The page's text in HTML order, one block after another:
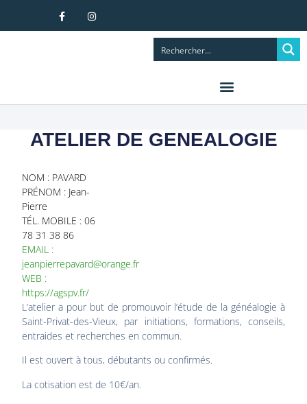
ATELIER DE GENEALOGIE
NOM : PAVARD
PRÉNOM : Jean-
Pierre
TÉL. MOBILE : 06
78 31 38 86
EMAIL :
jeanpierrepavard@orange.fr
WEB :
https://agspv.fr/
L’atelier a pour but de promouvoir l’étude de la généalogie à
Saint-Privat-des-Vieux, par initiations, formations, conseils,
entraides et recherches en commun.
Il est ouvert à tous, débutants ou confirmés.
La cotisation est de 10€/an.